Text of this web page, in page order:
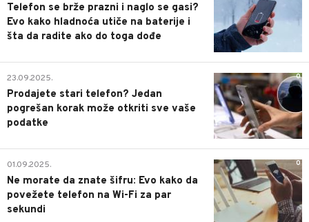
Telefon se brže prazni i naglo se gasi?
Evo kako hladnoća utiče na baterije i
šta da radite ako do toga dođe
0
23.09.2025.
Prodajete stari telefon? Jedan
pogrešan korak može otkriti sve vaše
podatke
0
01.09.2025.
Ne morate da znate šifru: Evo kako da
povežete telefon na Wi-Fi za par
sekundi